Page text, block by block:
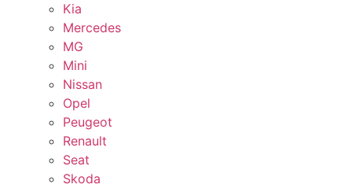
Kia
Mercedes
MG
Mini
Nissan
Opel
Peugeot
Renault
Seat
Skoda